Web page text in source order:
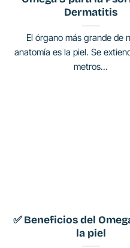
Dermatitis
El órgano más grande de
anatomía es la piel. Se
metros...
✅ Beneficios del
la piel